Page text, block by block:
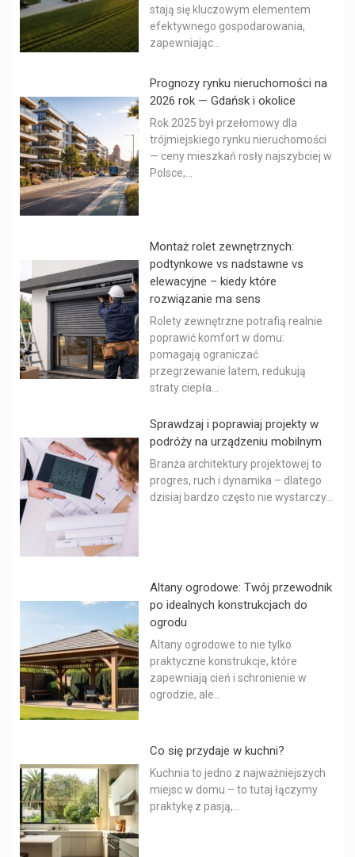
stają się kluczowym elementem
efektywnego gospodarowania,
zapewniając...
Prognozy rynku nieruchomości na
2026 rok — Gdańsk i okolice
Rok 2025 był przełomowy dla
trójmiejskiego rynku nieruchomości
— ceny mieszkań rosły najszybciej w
Polsce,...
Montaż rolet zewnętrznych:
podtynkowe vs nadstawne vs
elewacyjne – kiedy które
rozwiązanie ma sens
Rolety zewnętrzne potrafią realnie
poprawić komfort w domu:
pomagają ograniczać
przegrzewanie latem, redukują
straty ciepła...
Sprawdzaj i poprawiaj projekty w
podróży na urządzeniu mobilnym
Branża architektury projektowej to
progres, ruch i dynamika – dlatego
dzisiaj bardzo często nie wystarczy...
Altany ogrodowe: Twój przewodnik
po idealnych konstrukcjach do
ogrodu
Altany ogrodowe to nie tylko
praktyczne konstrukcje, które
zapewniają cień i schronienie w
ogrodzie, ale...
Co się przydaje w kuchni?
Kuchnia to jedno z najważniejszych
miejsc w domu – to tutaj łączymy
praktykę z pasją,...